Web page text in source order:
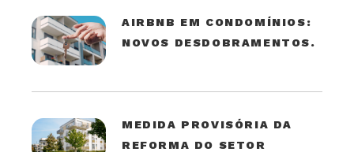
AIRBNB EM CONDOMÍNIOS:
NOVOS DESDOBRAMENTOS.
MEDIDA PROVISÓRIA DA
REFORMA DO SETOR